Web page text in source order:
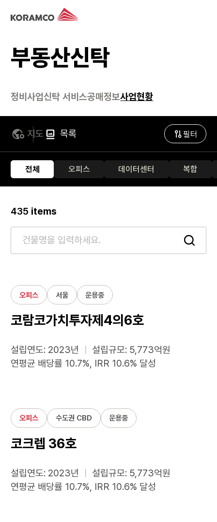
부동산신탁
정비사업신탁 서비스공매정보사업현황
전체 오피스 데이터센터 복합
지도 목록 필터
435 items
오피스 서울 운용중
코람코가치투자제4의6호
설립연도: 2023년
설립규모: 5,773억원
연평균 배당률 10.7%, IRR 10.6% 달성
오피스 수도권 CBD 운용중
코크렙 36호
설립연도: 2023년 ㅣ 설립규모: 5,773억원
연평균 배당률 10.7%, IRR 10.6% 달성